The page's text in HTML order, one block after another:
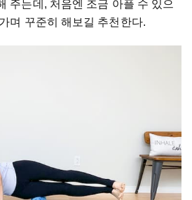
주는데, 처음엔 조금 아플 수 있으
며 꾸준히 해보길 추천한다.